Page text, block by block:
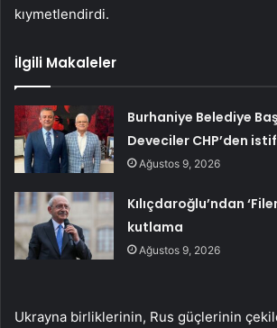
kıymetlendirdi.
İlgili Makaleler
Burhaniye Belediye
Deveciler CHP’den
Ağustos 9, 2026
Kılıçdaroğlu’ndan
kutlama
Ağustos 9, 2026
Ukrayna birliklerinin, Rus güçlerinin